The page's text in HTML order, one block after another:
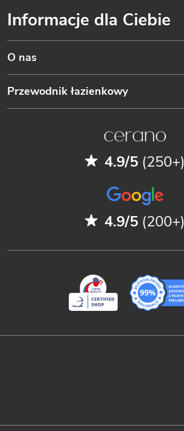
Informacje dla Ciebie
O nas
Przewodnik łazienkowy
4.9/5 (250+)
4.9/5 (200+)